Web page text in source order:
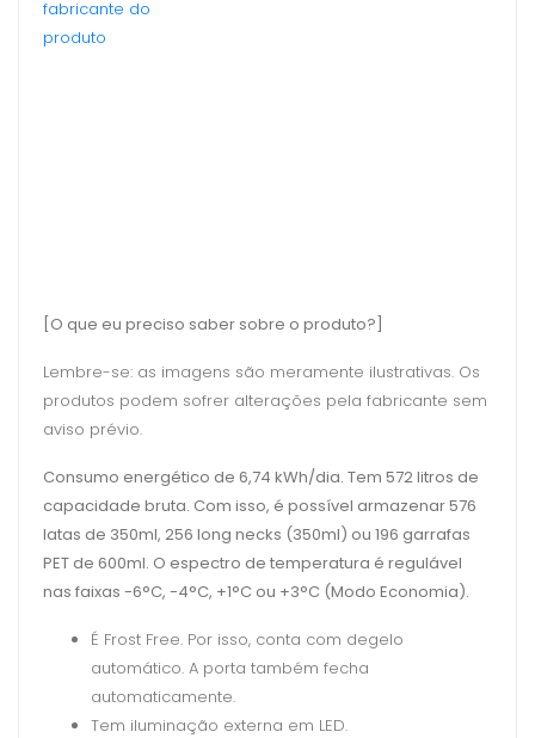
[O que eu preciso saber sobre o produto?]
Lembre-se: as imagens são meramente ilustrativas. Os
produtos podem sofrer alterações pela fabricante sem
aviso prévio.
Consumo energético de 6,74 kWh/dia. Tem 572 litros de
capacidade bruta. Com isso, é possível armazenar 576
latas de 350ml, 256 long necks (350ml) ou 196 garrafas
PET de 600ml. O espectro de temperatura é regulável
nas faixas -6°C, -4°C, +1°C ou +3°C (Modo Economia).
É Frost Free. Por isso, conta com degelo
automático. A porta também fecha
automaticamente.
Tem iluminação externa em LED.